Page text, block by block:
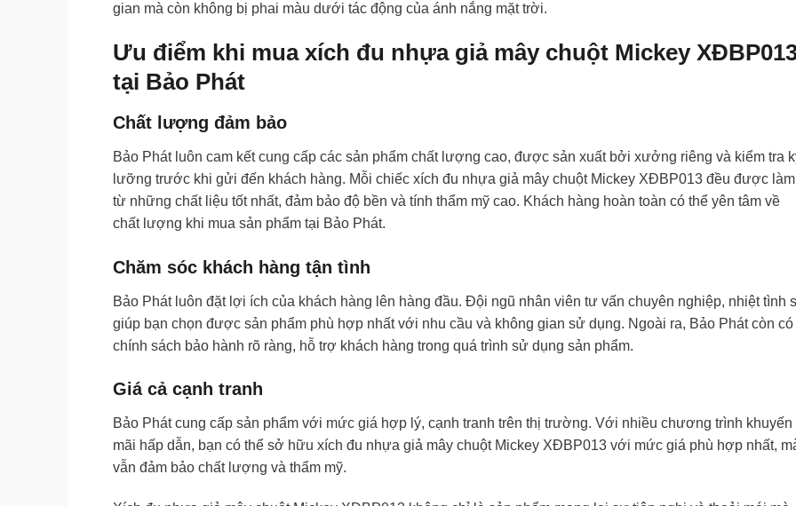
gian mà còn không bị phai màu dưới tác động của ánh nắng mặt trời.
Ưu điểm khi mua xích đu nhựa giả mây chuột Mickey
tại Bảo Phát
Chất lượng đảm bảo
Bảo Phát luôn cam kết cung cấp các sản phẩm chất lượng cao, được sản xuất bởi xưởng riêng và kiểm tra
lưỡng trước khi gửi đến khách hàng. Mỗi chiếc xích đu nhựa giả mây chuột Mickey XĐBP013 đều được làm
từ những chất liệu tốt nhất, đảm bảo độ bền và tính thẩm mỹ cao. Khách hàng hoàn toàn có thể yên tâm về
chất lượng khi mua sản phẩm tại Bảo Phát.
Chăm sóc khách hàng tận tình
Bảo Phát luôn đặt lợi ích của khách hàng lên hàng đầu. Đội ngũ nhân viên tư vấn chuyên nghiệp, nhiệt tình
giúp bạn chọn được sản phẩm phù hợp nhất với nhu cầu và không gian sử dụng. Ngoài ra, Bảo Phát còn có
chính sách bảo hành rõ ràng, hỗ trợ khách hàng trong quá trình sử dụng sản phẩm.
Giá cả cạnh tranh
Bảo Phát cung cấp sản phẩm với mức giá hợp lý, cạnh tranh trên thị trường. Với nhiều chương trình khuyến
mãi hấp dẫn, bạn có thể sở hữu xích đu nhựa giả mây chuột Mickey XĐBP013 với mức giá phù hợp nhất,
vẫn đảm bảo chất lượng và thẩm mỹ.